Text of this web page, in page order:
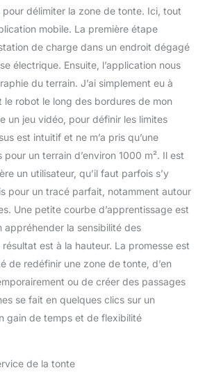
délimiter la zone de tonte. Ici, tout
mobile. La première étape
de charge dans un endroit dégagé
électrique. Ensuite, l’application nous
du terrain. J’ai simplement eu à
le robot le long des bordures de mon
un jeu vidéo, pour définir les limites
est intuitif et ne m’a pris qu’une
un terrain d’environ 1000 m². Il est
un utilisateur, qu’il faut parfois s’y
pour un tracé parfait, notamment autour
Une petite courbe d’apprentissage est
appréhender la sensibilité des
est à la hauteur. La promesse est
de redéfinir une zone de tonte, d’en
ou de créer des passages
se fait en quelques clics sur un
gain de temps et de flexibilité
de la tonte